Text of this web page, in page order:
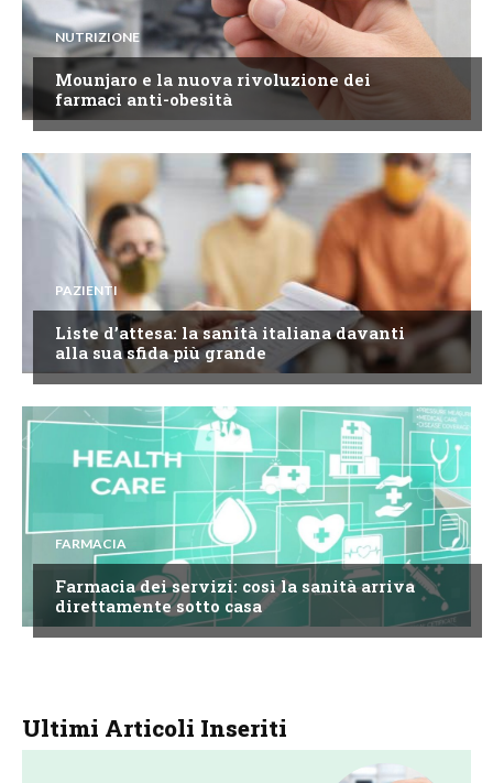
NUTRIZIONE
Mounjaro e la nuova rivoluzione dei
farmaci anti-obesità
PAZIENTI
Liste d’attesa: la sanità italiana davanti
alla sua sfida più grande
FARMACIA
Farmacia dei servizi: così la sanità arriva
direttamente sotto casa
Ultimi Articoli Inseriti